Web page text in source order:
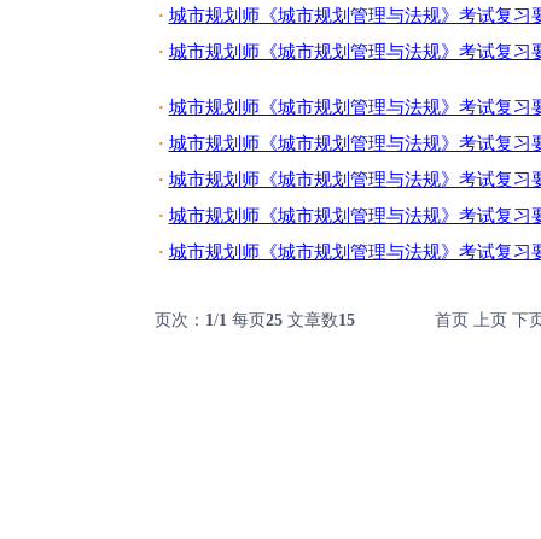
· 城市规划师《城市规划管理与法规》考试复习
· 城市规划师《城市规划管理与法规》考试复习
· 城市规划师《城市规划管理与法规》考试复习
· 城市规划师《城市规划管理与法规》考试复习
· 城市规划师《城市规划管理与法规》考试复习
· 城市规划师《城市规划管理与法规》考试复习
· 城市规划师《城市规划管理与法规》考试复习
页次： 1/1每页25文章数15 首页 上页 下